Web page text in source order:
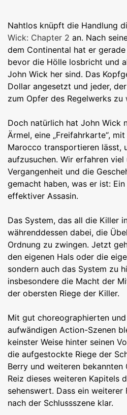
Nahtlos knüpft die Handlung
Wick: Chapter 2 an. Nach
dem Continental hat er
bevor die Hölle losbricht und
John Wick her sind. Das
Dollar angesetzt und jeder,
zum Opfer des Regelwerks zu
Doch natürlich hat John Wick
Ärmel, eine „Freifahrkarte“,
Marocco transportieren lässt,
aufzusuchen. Wir erfahren
Vergangenheit und die
gemacht haben, was er ist:
effektiver Assasin.
Das System, das all die Killer
währenddessen dabei, die
Ordnung zu zwingen. Jetzt
den eigenen Hals oder die
sondern auch das System zu
insbesondere die Macht der
der obersten Riege der Killer.
Mit gut choreographierten
aufwändigen Action-Szenen
keinster Weise hinter seinen
die aufgestockte Riege der
Berry und weiteren bekannten
Reiz dieses weiteren Kapitels
sehenswert. Dass ein
nach der Schlussszene klar.